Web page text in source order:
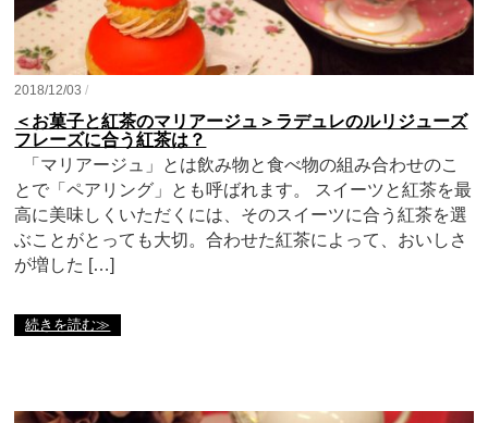
2018/12/03/
＜お菓子と紅茶のマリアージュ＞ラデュレのルリジューズ
フレーズに合う紅茶は？
「マリアージュ」とは飲み物と食べ物の組み合わせのこ
とで「ペアリング」とも呼ばれます。 スイーツと紅茶を最
高に美味しくいただくには、そのスイーツに合う紅茶を選
ぶことがとっても大切。合わせた紅茶によって、おいしさ
が増した […]
続きを読む≫